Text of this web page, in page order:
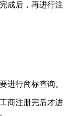
成后，再进行注
进行商标查询。
商注册完后才进